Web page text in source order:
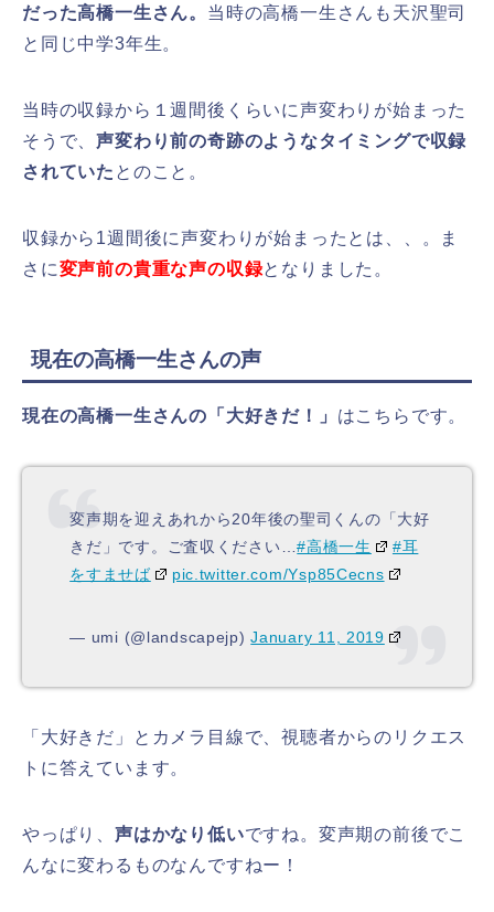
だった高橋一生さん。 当時の高橋一生さんも天沢聖司
と同じ中学3年生。
当時の収録から１週間後くらいに声変わりが始まった
そうで、声変わり前の奇跡のようなタイミングで収録
されていた とのこと。
収録から1週間後に声変わりが始まったとは、、。ま
さに変声前の貴重な声の収録となりました。
現在の高橋一生さんの声
現在の高橋一生さんの「大好きだ！」 はこちらです。
変声期を迎えあれから20年後の聖司くんの「大好
きだ」です。ご査収ください…#高橋一生
#耳
をすませば
pic.twitter.com/Ysp85Cecns
— umi (@landscapejp)January 11, 2019
「大好きだ」とカメラ目線で、視聴者からのリクエス
トに答えています。
やっぱり、 声はかなり低いですね。変声期の前後でこ
んなに変わるものなんですねー！